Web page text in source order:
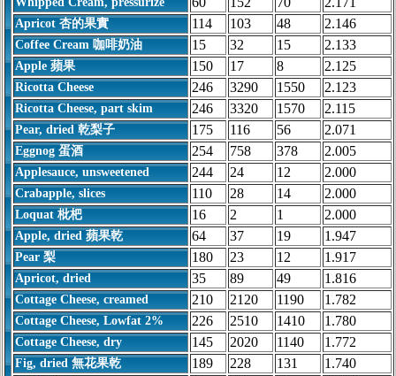
Apricot 杏的果實 114 103 48 2.146
Coffee Cream 咖啡奶油 15 32 15 2.133
Apple 蘋果 150 17 8 2.125
Ricotta Cheese 246 3290 1550 2.123
Ricotta Cheese, part skim 246 3320 1570 2.115
Pear, dried 乾梨子 175 116 56 2.071
Eggnog 蛋酒 254 758 378 2.005
Applesauce, unsweetened 244 24 12 2.000
Crabapple, slices 110 28 14 2.000
Loquat 枇杷 16 2 1 2.000
Apple, dried 蘋果乾 64 37 19 1.947
Pear 梨 180 23 12 1.917
Apricot, dried 35 89 49 1.816
Cottage Cheese, creamed 210 2120 1190 1.782
Cottage Cheese, Lowfat 2% 226 2510 1410 1.780
Cottage Cheese, dry 145 2020 1140 1.772
Fig, dried 無花果乾 189 228 131 1.740